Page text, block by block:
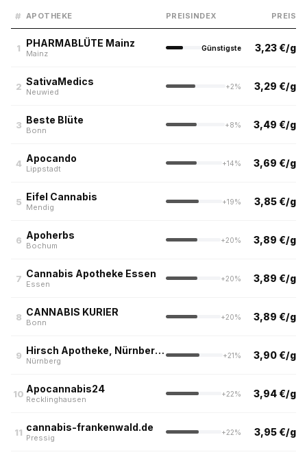
# APOTHEKE PREISINDEX PREIS
1 PHARMABLÜTE Mainz
Mainz
Günstigste 3,23 €/g
2 SativaMedics
Neuwied
+2% 3,29 €/g
3 Beste Blüte
Bonn
+8% 3,49 €/g
4 Apocando
Lippstadt
+14% 3,69 €/g
5 Eifel Cannabis
Mendig
+19% 3,85 €/g
6 Apoherbs
Bochum
+20% 3,89 €/g
7 Cannabis Apotheke Essen
Essen
+20% 3,89 €/g
8 CANNABIS KURIER
Bonn
+20% 3,89 €/g
9 Hirsch Apotheke, Nürnberg (nur Abholung)
Nürnberg
+21% 3,90 €/g
10 Apocannabis24
Recklinghausen
+22% 3,94 €/g
11 cannabis-frankenwald.de
Pressig
+22% 3,95 €/g